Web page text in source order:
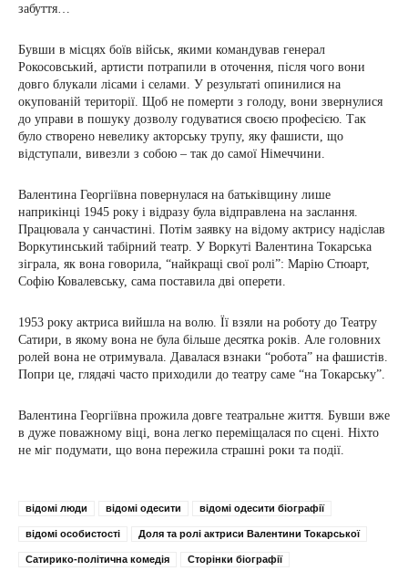
забуття…
Бувши в місцях боїв військ, якими командував генерал
Рокосовський, артисти потрапили в оточення, після чого вони
довго блукали лісами і селами. У результаті опинилися на
окупованій території. Щоб не померти з голоду, вони звернулися
до управи в пошуку дозволу годуватися своєю професією. Так
було створено невелику акторську трупу, яку фашисти, що
відступали, вивезли з собою – так до самої Німеччини.
Валентина Георгіївна повернулася на батьківщину лише
наприкінці 1945 року і відразу була відправлена ​​на заслання.
Працювала у санчастині. Потім заявку на відому актрису надіслав
Воркутинський табірний театр. У Воркуті Валентина Токарська
зіграла, як вона говорила, “найкращі свої ролі”: Марію Стюарт,
Софію Ковалевську, сама поставила дві оперети.
1953 року актриса вийшла на волю. Її взяли на роботу до Театру
Сатири, в якому вона не була більше десятка років. Але головних
ролей вона не отримувала. Давалася взнаки “робота” на фашистів.
Попри це, глядачі часто приходили до театру саме “на Токарську”.
Валентина Георгіївна прожила довге театральне життя. Бувши вже
в дуже поважному віці, вона легко переміщалася по сцені. Ніхто
не міг подумати, що вона пережила страшні роки та події.
відомі люди відомі одесити відомі одесити біографії
відомі особистості Доля та ролі актриси Валентини Токарської
Сатирико-політична комедія Сторінки біографії